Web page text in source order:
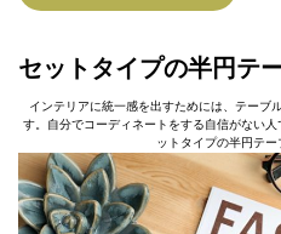
セットタイプの半円テ
インテリアに統一感を出すためには、テーブ
す。自分でコーディネートをする自信がない
ットタイプの半円テー